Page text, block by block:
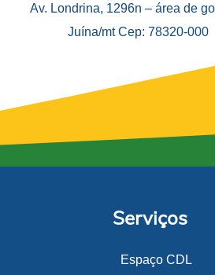
Av. Londrina, 1296n – área de
Juína/mt Cep: 78320-000
Serviços
Espaço CDL